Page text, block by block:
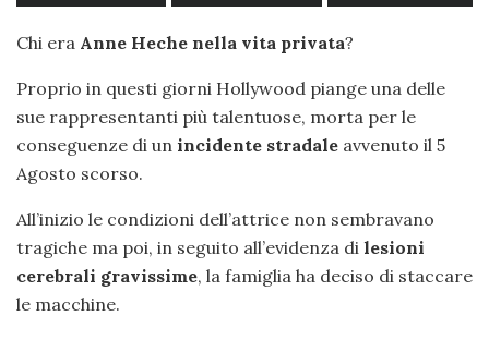
Chi era Anne Heche nella vita privata?
Proprio in questi giorni Hollywood piange una delle
sue rappresentanti più talentuose, morta per le
conseguenze di un incidente stradale avvenuto il 5
Agosto scorso.
All’inizio le condizioni dell’attrice non sembravano
tragiche ma poi, in seguito all’evidenza di lesioni
cerebrali gravissime, la famiglia ha deciso di staccare
le macchine.